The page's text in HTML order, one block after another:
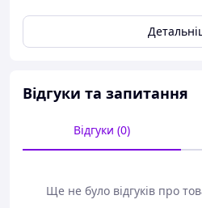
Жіночі кросівки весна/літо
Сезон - Весна/літо/осінь
Підошва - EVA
Заміри:
37 - 24 см,
Відгуки та запитання
Відгуки (0)
Ще не було відгуків про